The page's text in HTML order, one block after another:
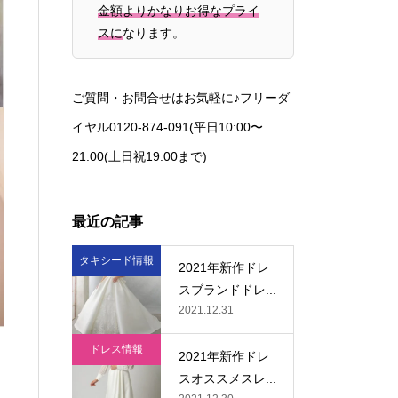
金額よりかなりお得なプライ
スになります。
ご質問・お問合せはお気軽に♪フリーダ
イヤル0120-874-091(平日10:00〜
21:00(土日祝19:00まで)
最近の記事
2021年新作ドレ
スブランドドレ...
2021.12.31
タキシード情報
2021年新作ドレ
スオススメスレ...
ドレス情報